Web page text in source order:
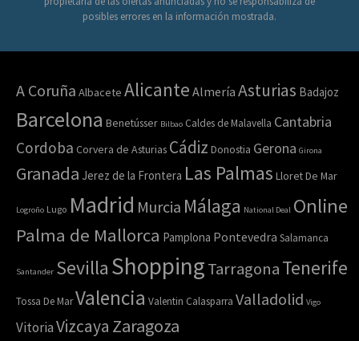
posibles errores en la información mostrada.
A Coruña Albacete Alicante Almería Asturias Badajoz
Barcelona Benetússer Bilbao Caldes de Malavella Cantabria
Cordoba Corvera de Asturias Cádiz Donostia Gerona Girona
Granada Jerez de la Frontera Las Palmas Lloret De Mar
Logroño Lugo Madrid Murcia Málaga National Deal Online
Palma de Mallorca Pamplona Pontevedra Salamanca
Santander Sevilla ShoppingTarragonaTenerife
Tossa De MarValencia Valentin Calasparra Valladolid Vigo
VitoriaVizcaya Zaragoza